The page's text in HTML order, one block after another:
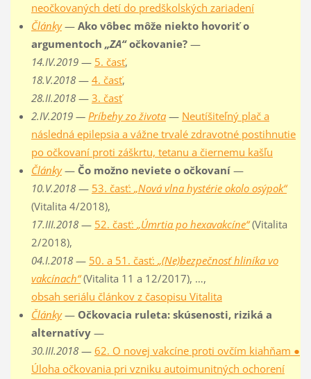
neočkovaných detí do predškolských zariadení
Články— Ako vôbec môže niekto hovoriť o
argumentoch „ZA“očkovanie?—
14.IV.2019— 5. časť,
18.V.2018— 4. časť,
28.II.2018— 3. časť
2.IV.2019 — Príbehy zo života— Neutíšiteľný plač a
následná epilepsia a vážne trvalé zdravotné postihnutie
po očkovaní proti záškrtu, tetanu a čiernemu kašľu
Články— Čo možno neviete o očkovaní—
10.V.2018— 53. časť: „Nová vlna hystérie okolo osýpok“
(Vitalita 4/2018),
17.III.2018— 52. časť: „Úmrtia po hexavakcíne“(Vitalita
2/2018),
04.I.2018— 50. a 51. časť: „(Ne)bezpečnosť hliníka vo
vakcínach“(Vitalita 11 a 12/2017), …,
obsah seriálu článkov z časopisu Vitalita
Články— Očkovacia ruleta: skúsenosti, riziká a
alternatívy—
30.III.2018— 62. O novej vakcíne proti ovčím kiahňam ●
Úloha očkovania pri vzniku autoimunitných ochorení